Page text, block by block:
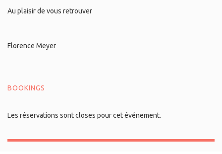
Au plaisir de vous retrouver
Florence Meyer
BOOKINGS
Les réservations sont closes pour cet événement.